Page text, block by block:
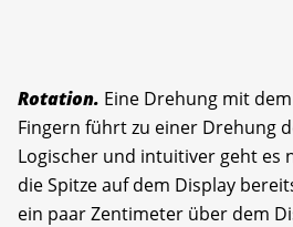
Rotation. Eine Drehung mit
Fingern führt zu einer Drehung
Logischer und intuitiver geht es
die Spitze auf dem Display
ein paar Zentimeter über dem